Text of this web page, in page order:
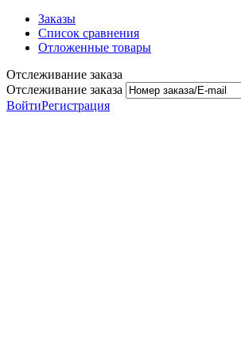
Заказы
Список сравнения
Отложенные товары
Отслеживание заказа
Отслеживание заказа
ВойтиРегистрация